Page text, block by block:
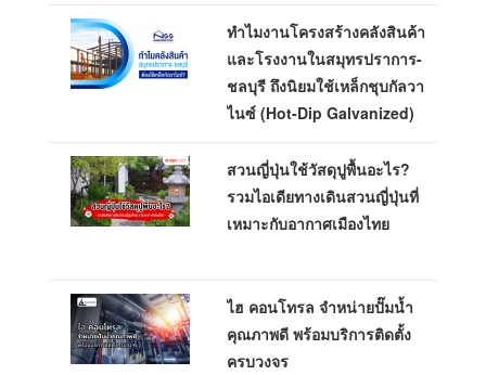
ทำไมงานโครงสร้างคลังสินค้า
และโรงงานในสมุทรปราการ-
ชลบุรี ถึงนิยมใช้เหล็กชุบกัลวา
ไนซ์ (Hot-Dip Galvanized)
สวนญี่ปุ่นใช้วัสดุปูพื้นอะไร?
รวมไอเดียทางเดินสวนญี่ปุ่นที่
เหมาะกับอากาศเมืองไทย
ไฮ คอนโทรล จำหน่ายปั๊มน้ำ
คุณภาพดี พร้อมบริการติดตั้ง
ครบวงจร